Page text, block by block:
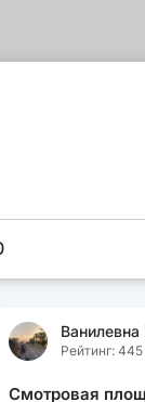
Ванилевна
Рейтинг: 445
Смотровая